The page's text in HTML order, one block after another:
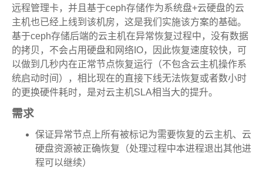
远程管理卡，并且基于ceph存储作为系统盘+云硬盘的云
主机也已经上线到该机房，这是我们实施该方案的基础。
基于ceph存储后端的云主机在异常恢复过程中，没有数据
的拷贝，不会占用硬盘和网络IO，因此恢复速度较快，可
以做到几秒内在正常节点恢复运行（不包含云主机操作系
统启动时间），相比现在的直接下线无法恢复或者数小时
的更换硬件耗时，是对云主机SLA相当大的提升。
需求
保证异常节点上所有被标记为需要恢复的云主机、云
硬盘资源被正确恢复（处理过程中本进程退出其他进
程可以继续）